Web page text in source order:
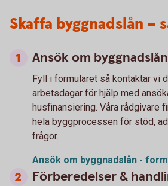
Skaffa byggnadslån –
Ansök om byggnadslån
Fyll i formuläret så kontaktar vi
arbetsdagar för hjälp med
husfinansiering. Våra rådgivare
hela byggprocessen för stöd,
frågor.
Ansök om byggnadslån -
Förberedelser &